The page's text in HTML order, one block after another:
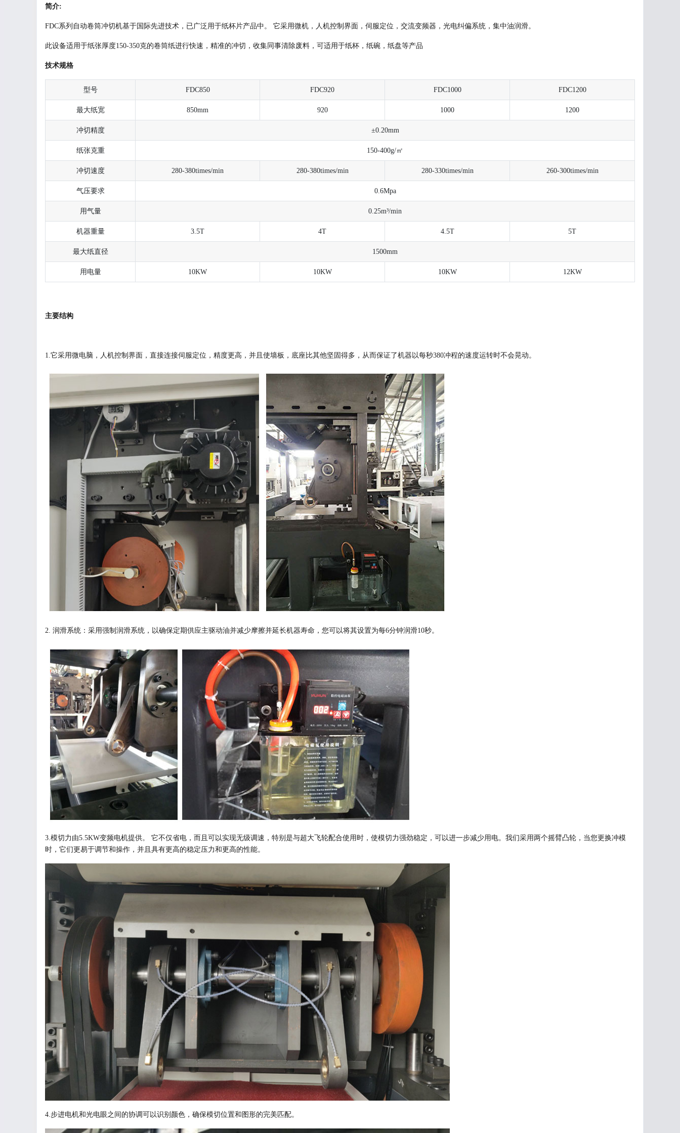
简介:
FDC系列自动卷筒冲切机基于国际先进技术，已广泛用于纸杯片产品中。 它采用微机，人机控制界面，伺服定位，交流变频器，光电纠偏系统，集中油润滑。
此设备适用于纸张厚度150-350克的卷筒纸进行快速，精准的冲切，收集同事清除废料，可适用于纸杯，纸碗，纸盘等产品
技术规格
型号 FDC850 FDC920 FDC1000 FDC1200
最大纸宽 850mm 920 1000 1200
冲切精度 ±0.20mm
纸张克重 150-400g/㎡
冲切速度 280-380times/min 280-380times/min 280-330times/min 260-300times/min
气压要求 0.6Mpa
用气量 0.25m³/min
机器重量 3.5T 4T 4.5T 5T
最大纸直径 1500mm
用电量 10KW 10KW 10KW 12KW
主要结构
1.它采用微电脑，人机控制界面，直接连接伺服定位，精度更高，并且使墙板，底座比其他坚固得多，从而保证了机器以每秒380冲程的速度运转时不会晃动。
2. 润滑系统：采用强制润滑系统，以确保定期供应主驱动油并减少摩擦并延长机器寿命，您可以将其设置为每6分钟润滑10秒。
3.模切力由5.5KW变频电机提供。 它不仅省电，而且可以实现无级调速，特别是与超大飞轮配合使用时，使模切力强劲稳定，可以进一步减少用电。我们采用两个摇臂凸轮，当您更换冲模
时，它们更易于调节和操作，并且具有更高的稳定压力和更高的性能。
4.步进电机和光电眼之间的协调可以识别颜色，确保模切位置和图形的完美匹配。